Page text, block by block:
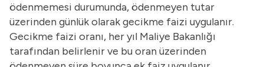
ödenmemesi durumunda, ödenmeyen tutar
üzerinden günlük olarak gecikme faizi uygulanır.
Gecikme faizi oranı, her yıl Maliye Bakanlığı
tarafından belirlenir ve bu oran üzerinden